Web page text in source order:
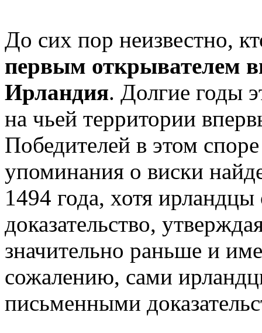
До сих пор неизвестно,
первым открывателем
Ирландия. Долгие годы
на чьей территории
Победителей в этом
упоминания о виски
1494 года, хотя
доказательство,
значительно раньше и
сожалению, сами
письменными